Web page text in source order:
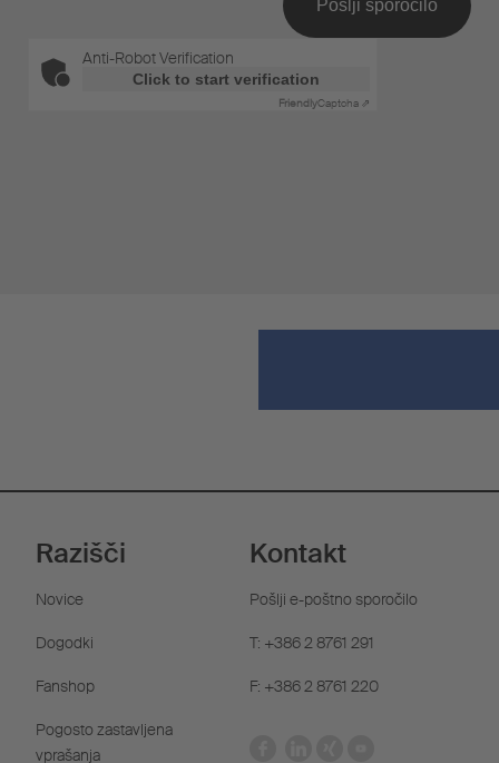
Razišči
Novice
Dogodki
Fanshop
Pogosto zastavljena
vprašanja
Kontakt
Pošlji e-poštno sporočilo
T: +386 2 8761 291
F: +386 2 8761 220